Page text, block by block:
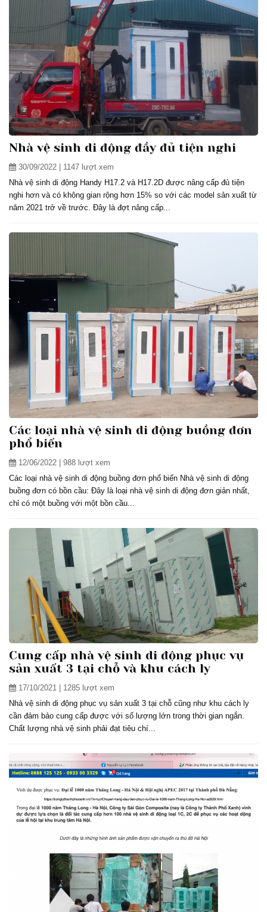
Nhà vệ sinh di động đầy đủ tiện nghi
30/09/2022 | 1147 lượt xem
Nhà vệ sinh di động Handy H17.2 và H17.2D được nâng cấp đủ tiện
nghi hơn và có không gian rộng hơn 15% so với các model sản xuất từ
năm 2021 trở về trước. Đây là đợt nâng cấp...
Các loại nhà vệ sinh di động buồng đơn
phổ biến
12/06/2022 | 988 lượt xem
Các loại nhà vệ sinh di động buồng đơn phổ biến Nhà vệ sinh di động
buồng đơn có bồn cầu: Đây là loại nhà vệ sinh di động đơn giản nhất,
chỉ có một buồng với một bồn cầu...
Cung cấp nhà vệ sinh di động phục vụ
sản xuất 3 tại chỗ và khu cách ly
17/10/2021 | 1285 lượt xem
Nhà vệ sinh di động phục vụ sản xuất 3 tại chỗ cũng như khu cách ly
cần đảm bảo cung cấp được với số lượng lớn trong thời gian ngắn.
Chất lượng nhà vệ sinh phải đạt tiêu chí...